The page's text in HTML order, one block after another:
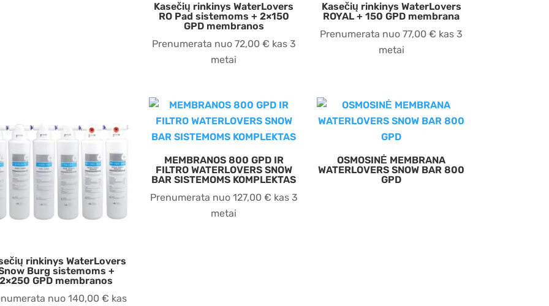
Kasečių rinkinys WaterLovers
RO Pad sistemoms + 2×150
GPD membranos
Prenumerata nuo 72,00 € kas 3
metai
Kasečių rinkinys WaterLovers
ROYAL + 150 GPD membrana
Prenumerata nuo77,00€ kas 3
metai
rinkinys WaterLovers
Burg sistemoms +
2×250 GPD membranos
nuo140,00€ kas
MEMBRANOS 800 GPD IR
FILTRO WATERLOVERS SNOW
BAR SISTEMOMS KOMPLEKTAS
Prenumerata nuo 127,00 € kas 3
metai
OSMOSINĖ MEMBRANA
WATERLOVERS SNOW BAR 800
GPD